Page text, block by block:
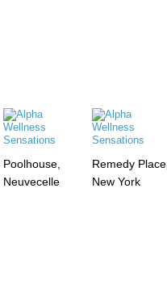
Poolhouse,
Neuvecelle
Remedy Place,
New York